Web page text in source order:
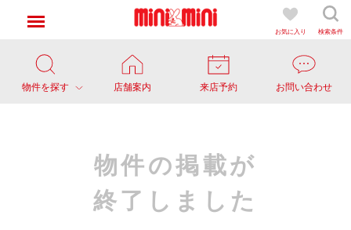
お気に入り 検索条件
物件を探す 店舗案内 来店予約 お問い合わせ
物件の掲載が
終了しました